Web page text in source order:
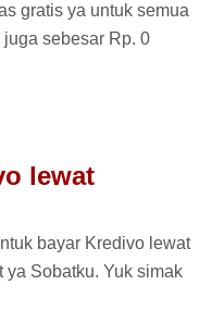
gratis ya untuk semua
sebesar Rp. 0
lewat
bayar Kredivo lewat
Sobatku. Yuk simak